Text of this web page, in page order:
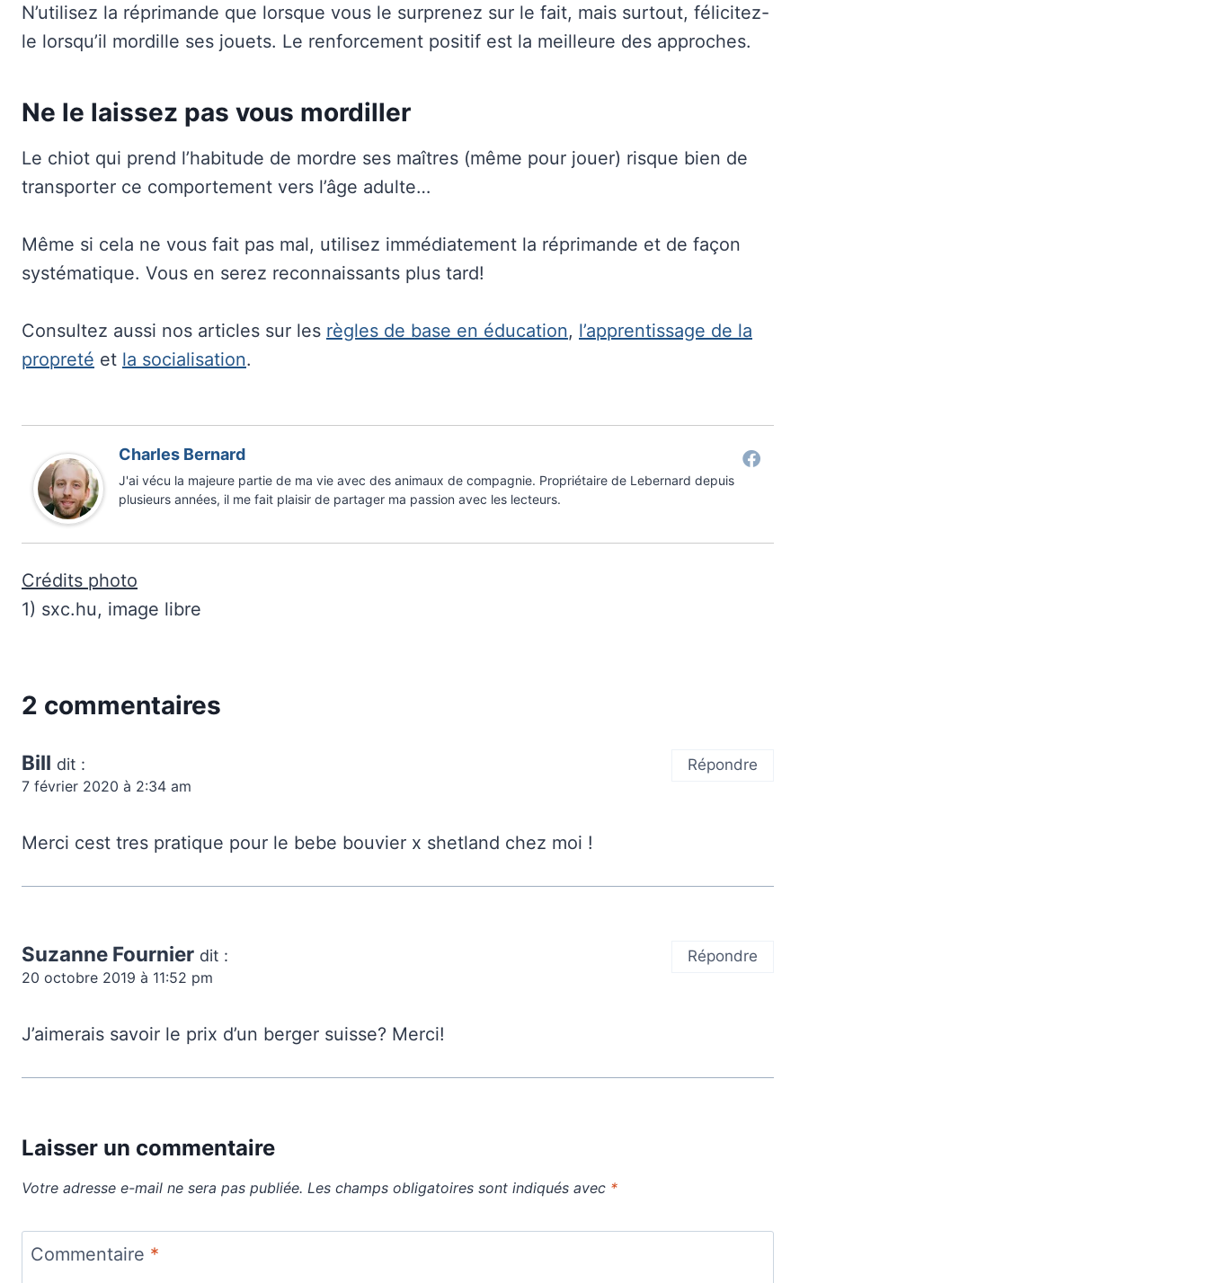
N’utilisez la réprimande que lorsque vous le surprenez sur le fait, mais surtout, félicitez-
le lorsqu’il mordille ses jouets. Le renforcement positif est la meilleure des approches.
Ne le laissez pas vous mordiller
Le chiot qui prend l’habitude de mordre ses maîtres (même pour jouer) risque bien de
transporter ce comportement vers l’âge adulte…
Même si cela ne vous fait pas mal, utilisez immédiatement la réprimande et de façon
systématique. Vous en serez reconnaissants plus tard!
Consultez aussi nos articles sur les règles de base en éducation, l’apprentissage de la
propreté et la socialisation.
Charles Bernard
J'ai vécu la majeure partie de ma vie avec des animaux de compagnie. Propriétaire de Lebernard depuis
plusieurs années, il me fait plaisir de partager ma passion avec les lecteurs.
Crédits photo
1) sxc.hu, image libre
2 commentaires
Bill dit :
7 février 2020 à 2:34 am
Merci cest tres pratique pour le bebe bouvier x shetland chez moi !
Répondre
Suzanne Fournier dit :
20 octobre 2019 à 11:52 pm
J’aimerais savoir le prix d’un berger suisse? Merci!
Répondre
Laisser un commentaire
Votre adresse e-mail ne sera pas publiée. Les champs obligatoires sont indiqués avec *
Commentaire *